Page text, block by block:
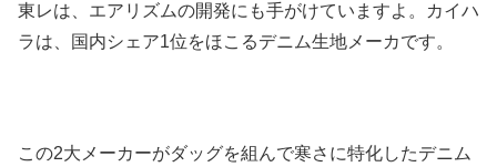
東レは、エアリズムの開発にも手がけていますよ。カイハ
ラは、国内シェア1位をほこるデニム生地メーカです。
この2大メーカーがダッグを組んで寒さに特化したデニム